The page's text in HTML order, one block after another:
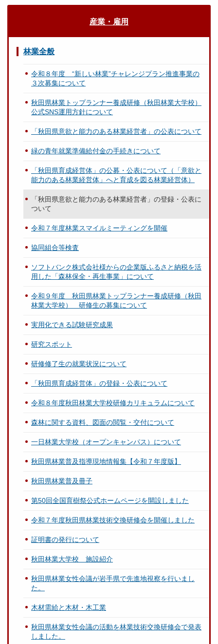
産業・雇用
林業全般
令和８年度 “新しい林業”チャレンジプラン推進事業の
３次募集について
秋田県林業トップランナー養成研修（秋田林業大学校）
公式SNS運用方針について
「秋田県意欲と能力のある林業経営者」の公表について
緑の青年就業準備給付金の手続きについて
「秋田県育成経営体」の公募・公表について（「意欲と
能力のある林業経営体」へと育成を図る林業経営体）
「秋田県意欲と能力のある林業経営者」の登録・公表に
ついて
令和７年度林業スマイルミーティングを開催
協同組合等検査
ソフトバンク株式会社様からの企業版ふるさと納税を活
用した「森林保全・再生事業」について
令和９年度 秋田県林業トップランナー養成研修（秋田
林業大学校） 研修生の募集について
実用化できる試験研究成果
研究スポット
研修修了生の就業状況について
「秋田県育成経営体」の登録・公表について
令和８年度秋田林業大学校研修カリキュラムについて
森林に関する資料、図面の閲覧・交付について
一日林業大学校（オープンキャンパス）について
秋田県林業普及指導現地情報集【令和７年度版】
秋田県林業普及冊子
第50回全国育樹祭公式ホームページを開設しました
令和７年度秋田県林業技術交換研修会を開催しました
証明書の発行について
秋田林業大学校 施設紹介
秋田県林業女性会議が岩手県で先進地視察を行いまし
た。
木材需給と木材・木工業
秋田県林業女性会議の活動を林業技術交換研修会で発表
しました。